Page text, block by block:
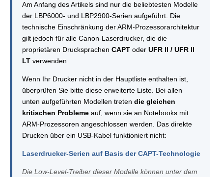
Am Anfang des Artikels sind nur die beliebtesten Modelle
der LBP6000- und LBP2900-Serien aufgeführt. Die
technische Einschränkung der ARM-Prozessorarchitektur
gilt jedoch für alle Canon-Laserdrucker, die die
proprietären Drucksprachen CAPT oder UFR II / UFR II
LT verwenden.
Wenn Ihr Drucker nicht in der Hauptliste enthalten ist,
überprüfen Sie bitte diese erweiterte Liste. Bei allen
unten aufgeführten Modellen treten die gleichen
kritischen Probleme auf, wenn sie an Notebooks mit
ARM-Prozessoren angeschlossen werden. Das direkte
Drucken über ein USB-Kabel funktioniert nicht:
Laserdrucker-Serien auf Basis der CAPT-Technologie
Die Low-Level-Treiber dieser Modelle können unter dem